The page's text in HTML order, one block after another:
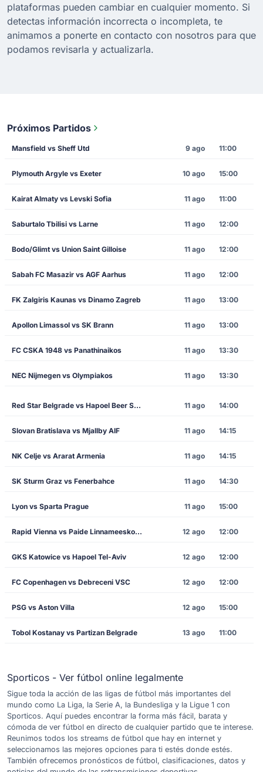
plataformas pueden cambiar en cualquier momento. Si
detectas información incorrecta o incompleta, te
animamos a ponerte en contacto con nosotros para que
podamos revisarla y actualizarla.
Próximos Partidos
Mansfield vs Sheff Utd 9 ago 11:00
Plymouth Argyle vs Exeter 10 ago 15:00
Kairat Almaty vs Levski Sofia 11 ago 11:00
Saburtalo Tbilisi vs Larne 11 ago 12:00
Bodo/Glimt vs Union Saint Gilloise 11 ago 12:00
Sabah FC Masazir vs AGF Aarhus 11 ago 12:00
FK Zalgiris Kaunas vs Dinamo Zagreb 11 ago 13:00
Apollon Limassol vs SK Brann 11 ago 13:00
FC CSKA 1948 vs Panathinaikos 11 ago 13:30
NEC Nijmegen vs Olympiakos 11 ago 13:30
Red Star Belgrade vs Hapoel Beer Sheva 11 ago 14:00
Slovan Bratislava vs Mjallby AIF 11 ago 14:15
NK Celje vs Ararat Armenia 11 ago 14:15
SK Sturm Graz vs Fenerbahce 11 ago 14:30
Lyon vs Sparta Prague 11 ago 15:00
Rapid Vienna vs Paide Linnameeskond 12 ago 12:00
GKS Katowice vs Hapoel Tel-Aviv 12 ago 12:00
FC Copenhagen vs Debreceni VSC 12 ago 12:00
PSG vs Aston Villa 12 ago 15:00
Tobol Kostanay vs Partizan Belgrade 13 ago 11:00
Sporticos - Ver fútbol online legalmente
Sigue toda la acción de las ligas de fútbol más importantes del
mundo como La Liga, la Serie A, la Bundesliga y la Ligue 1 con
Sporticos. Aquí puedes encontrar la forma más fácil, barata y
cómoda de ver fútbol en directo de cualquier partido que te interese.
Reunimos todos los streams de fútbol que hay en internet y
seleccionamos las mejores opciones para ti estés donde estés.
También ofrecemos pronósticos de fútbol, clasificaciones, datos y